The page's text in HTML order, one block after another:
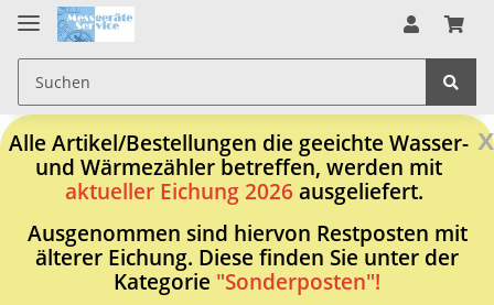
x
Alle Artikel/Bestellungen die geeichte Wasser-
und Wärmezähler betreffen, werden mit
aktueller Eichung 2026 ausgeliefert.
Ausgenommen sind hiervon Restposten mit
älterer Eichung. Diese finden Sie unter der
Kategorie "Sonderposten"!